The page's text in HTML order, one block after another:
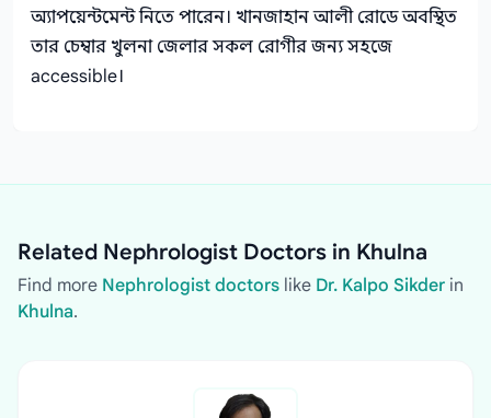
অ্যাপয়েন্টমেন্ট নিতে পারেন। খানজাহান আলী রোডে অবস্থিত
তার চেম্বার খুলনা জেলার সকল রোগীর জন্য সহজে
accessible।
Related Nephrologist Doctors in Khulna
Find more Nephrologist doctors like Dr. Kalpo Sikder in
Khulna.